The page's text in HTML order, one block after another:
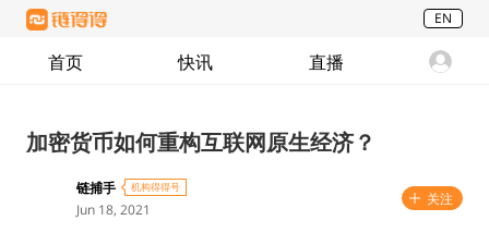
EN
首页 快讯 直播
加密货币如何重构互联网原生经济？
链捕手 机构得得号
Jun 18, 2021
关注